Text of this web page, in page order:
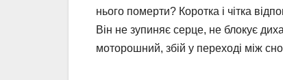
нього померти? Коротка і чітка
Він не зупиняє серце, не блокує
моторошний, збій у переході між